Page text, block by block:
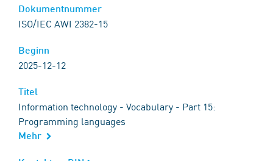
Dokumentnummer
ISO/IEC AWI 2382-15
Beginn
2025-12-12
Titel
Information technology - Vocabulary - Part 15:
Programming languages
Mehr